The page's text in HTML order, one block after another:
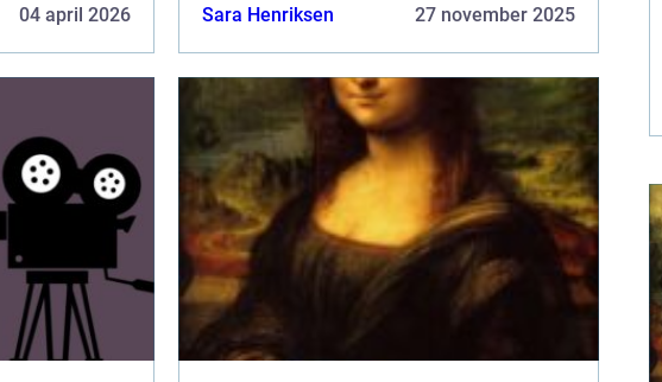
04 april 2026 Sara Henriksen 27 november 2025